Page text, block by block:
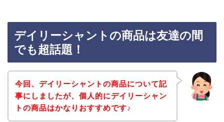
デイリーシャントの商品は友達の間
でも超話題！
今回、デイリーシャントの商品について記
事にしましたが、個人的にデイリーシャン
トの商品はかなりおすすめです♪